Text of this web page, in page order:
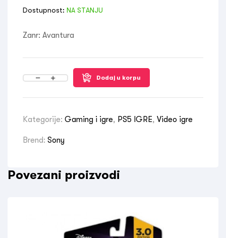
Dostupnost: NA STANJU
Zanr: Avantura
Dodaj u korpu
Kategorije: Gaming i igre, PS5 IGRE, Video igre
Brend: Sony
Povezani proizvodi